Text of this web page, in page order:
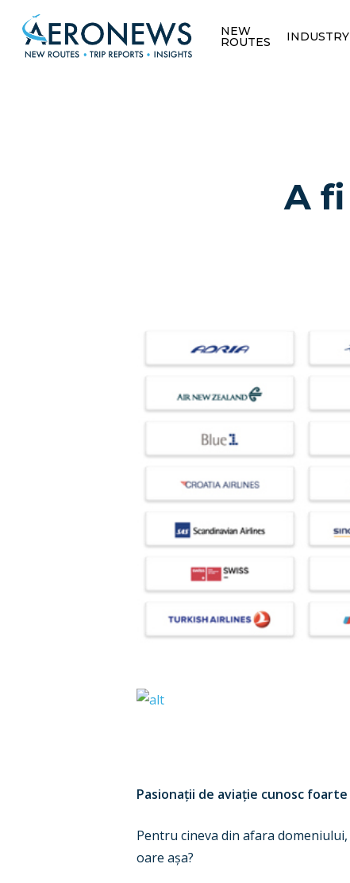
Hit enter to search or ESC to close
NEW
ROUTES INDUSTRY
A
Pasionații de aviație cunosc
Pentru cineva din afara
oare așa?